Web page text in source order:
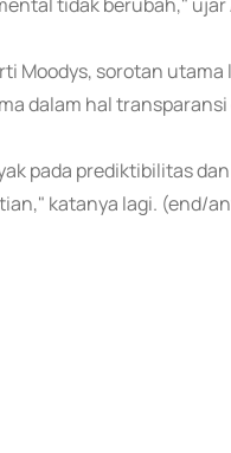
Moodys, sorotan utama
dalam hal
pada prediktibilitas
katanya lagi. (end/